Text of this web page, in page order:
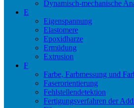
Dynamisch-mechanische
E
Eigenspannung
Elastomere
Epoxidharze
Ermüdung
Extrusion
F
Farbe, Farbmessung und
Faserorientierung
Fehlstellendetektion
Fertigungsverfahren der